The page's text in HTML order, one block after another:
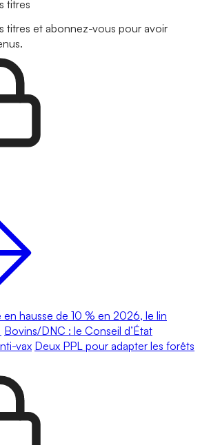
titres
titres et abonnez-vous pour avoir
en hausse de 10 % en 2026, le lin
Bovins/DNC : le Conseil d’État
vax Deux PPL pour adapter les forêts